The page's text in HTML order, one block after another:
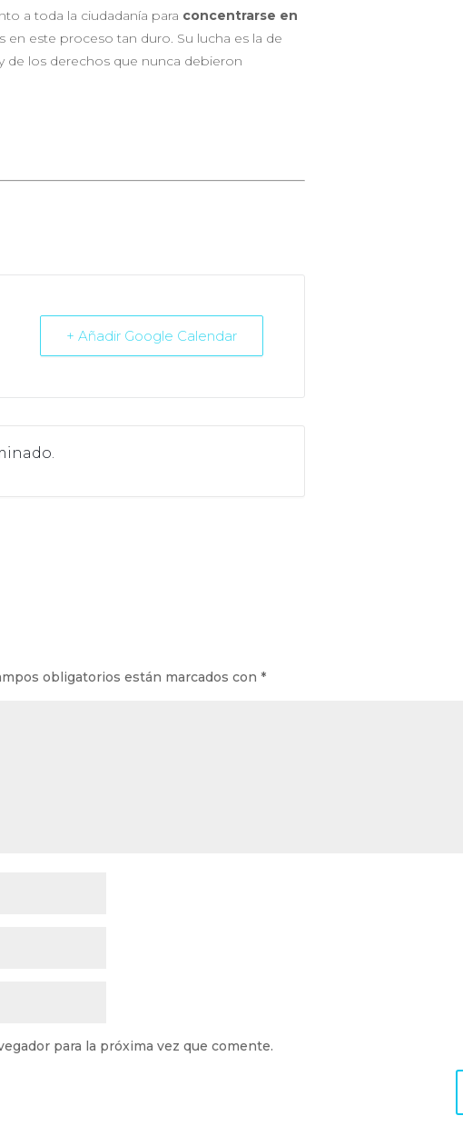
a toda la ciudadanía para concentrarse en
en este proceso tan duro. Su lucha es la de
de los derechos que nunca debieron
+ Añadir Google Calendar
obligatorios están marcados con *
para la próxima vez que comente.